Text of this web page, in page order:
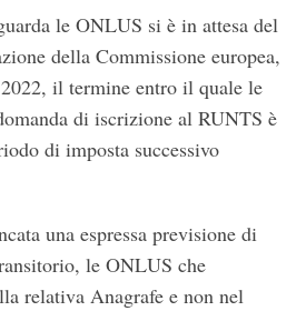
le ONLUS si è in attesa del
della Commissione europea,
il termine entro il quale le
di iscrizione al RUNTS è
di imposta successivo
una espressa previsione di
le ONLUS che
relativa Anagrafe e non nel